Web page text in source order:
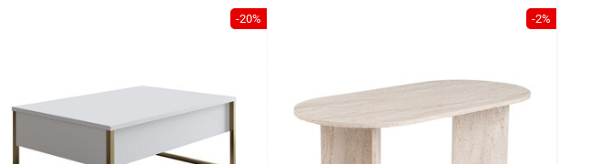
-20% -2%